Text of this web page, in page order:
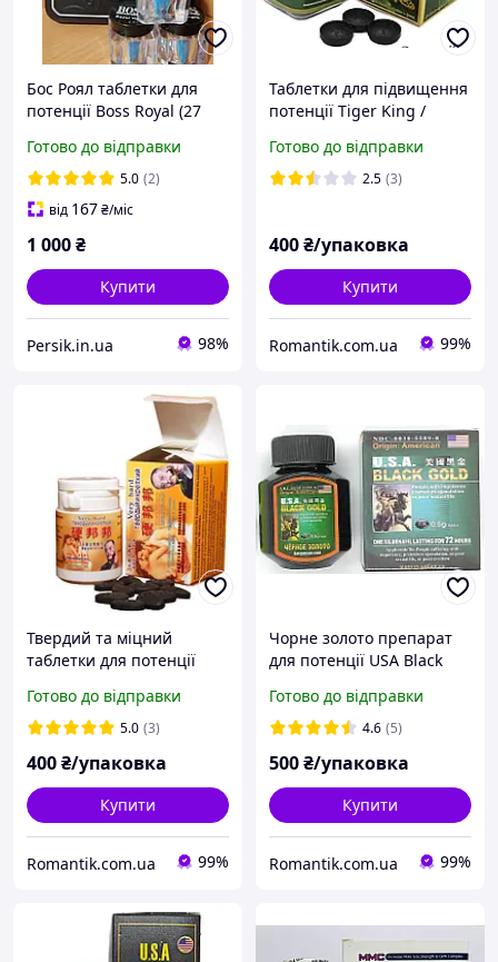
Бос Роял таблетки для
потенції Boss Royal (27
Готово до відправки
5.0 (2)
від 167₴/міс
1 000₴
Купити
Persik.in.ua 98%
Таблетки для підвищення
потенції Tiger King /
Готово до відправки
2.5 (3)
400₴/упаковка
Купити
Romantik.com.ua 99%
Твердий та міцний
таблетки для потенції
Готово до відправки
5.0 (3)
400₴/упаковка
Купити
Romantik.com.ua 99%
Чорне золото препарат
для потенції USA Black
Готово до відправки
4.6 (5)
500₴/упаковка
Купити
Romantik.com.ua 99%